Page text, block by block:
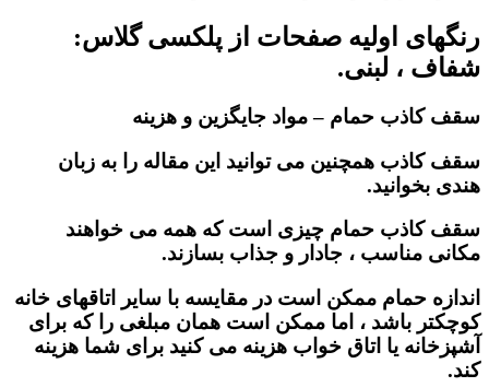
رنگهای اولیه صفحات از پلکسی گلاس:
شفاف ، لبنی.
سقف کاذب حمام – مواد جایگزین و هزینه
سقف کاذب همچنین می توانید این مقاله را به زبان
هندی بخوانید.
سقف کاذب حمام چیزی است که همه می خواهند
مکانی مناسب ، جادار و جذاب بسازند.
اندازه حمام ممکن است در مقایسه با سایر اتاقهای خانه
کوچکتر باشد ، اما ممکن است همان مبلغی را که برای
آشپزخانه یا اتاق خواب هزینه می کنید برای شما هزینه
کند.